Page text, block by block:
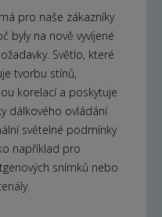
pro naše zákazníky
byly na nově vyvíjené
Světlo, které
tvorbu stínů,
korelací a poskytuje
dálkového ovládání
světelné podmínky
například pro
snímků nebo